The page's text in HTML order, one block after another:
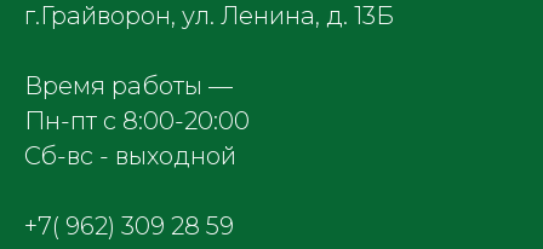
г.Грайворон, ул. Ленина, д. 13Б
Время работы —
Пн-пт с 8:00-20:00
Сб-вс - выходной
+7( 962) 309 28 59